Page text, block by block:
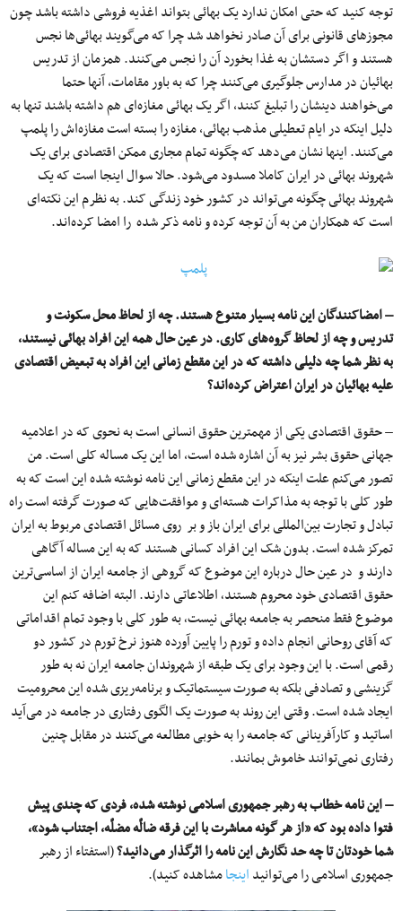
توجه کنید که حتی امکان ندارد یک بهائی بتواند اغذیه فروشی داشته باشد چون
مجوزهای قانونی برای آن صادر نخواهد شد چرا که می‌گویند بهائی‌ها نجس
هستند و اگر دستشان به غذا بخورد آن را نجس می‌کنند. همزمان از تدریس
بهائیان در مدارس جلوگیری می‌کنند چرا که به باور مقامات، آنها حتما
می‌خواهند دینشان را تبلیغ کنند، اگر یک بهائی مغازه‌ای هم داشته باشند تنها به
دلیل اینکه در ایام تعطیلی مذهب بهائی، مغازه‌ را بسته است مغازه‌اش را پلمپ
می‌کنند. اینها نشان می‌دهد که چگونه تمام مجاری ممکن اقتصادی برای یک
شهروند بهائی در ایران کاملا مسدود می‌شود. حالا سوال اینجا است که یک
شهروند بهائی چگونه می‌تواند در کشور خود زندگی کند. به نظرم این نکته‌ای
است که همکاران من به آن توجه کرده و نامه ذکر شده را امضا کرده‌اند.
– امضاکنندگان این نامه بسیار متنوع هستند. چه از لحاظ محل سکونت و
تدریس و چه از لحاظ گروه‌های کاری. در عین حال همه این افراد بهائی نیستند،
به نظر شما چه دلیلی داشته که در این مقطع زمانی این افراد به تبعیض اقتصادی
علیه بهائیان در ایران اعتراض کرده‌اند؟
– حقوق اقتصادی یکی از مهمترین حقوق انسانی است به نحوی که در اعلامیه
جهانی حقوق بشر نیز به آن اشاره شده است، اما این یک مساله کلی است. من
تصور می‌کنم علت اینکه در این مقطع زمانی این نامه نوشته شده این است که به
طور کلی با توجه به مذاکرات هسته‌ای و موافقت‌هایی که صورت گرفته است راه
تبادل و تجارت بین‌المللی برای ایران باز و بر روی مسائل اقتصادی مربوط به ایران
تمرکز شده است. بدون شک این افراد کسانی هستند که به این مساله آگاهی
دارند و در عین حال درباره این موضوع که گروهی از جامعه ایران از اساسی‌ترین
حقوق اقتصادی خود محروم هستند٬ اطلاعاتی دارند. البته اضافه کنم این
موضوع فقط منحصر به جامعه بهائی نیست٬‌ به طور کلی با وجود تمام اقداماتی
که آقای روحانی انجام داده و تورم را پایین آورده هنوز نرخ تورم در کشور دو
رقمی است. با این وجود برای یک طبقه از شهروندان جامعه ایران نه به طور
گزینشی و تصادفی بلکه به صورت سیستماتیک و برنامه‌ریزی شده این محرومیت
ایجاد شده است. وقتی این روند به صورت یک الگوی رفتاری در جامعه در می‌آید
اساتید و کارآفرینانی که جامعه را به خوبی مطالعه می‌کنند در مقابل چنین
رفتاری نمی‌توانند خاموش بمانند.
– این نامه خطاب به رهبر جمهوری اسلامی نوشته شده، فردی که چندی پیش
فتوا داده بود که «از هر گونه معاشرت با این فرقه ضالّه مضلّه، اجتناب شود»،
شما خودتان تا چه حد نگارش این نامه را اثرگذار می‌دانید؟(استفتاء از رهبر
جمهوری اسلامی را می‌توانیداینجامشاهده کنید).